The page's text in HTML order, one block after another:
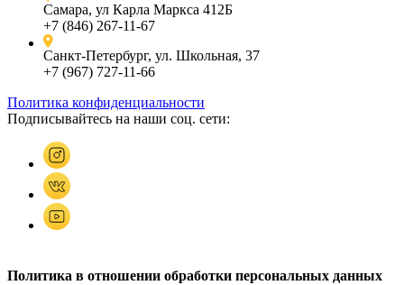
Самара, ул Карла Маркса 412Б
+7 (846) 267-11-67
Санкт-Петербург, ул. Школьная, 37
+7 (967) 727-11-66
Политика конфиденциальности
Подписывайтесь на наши соц. сети:
Политика в отношении обработки персональных данных